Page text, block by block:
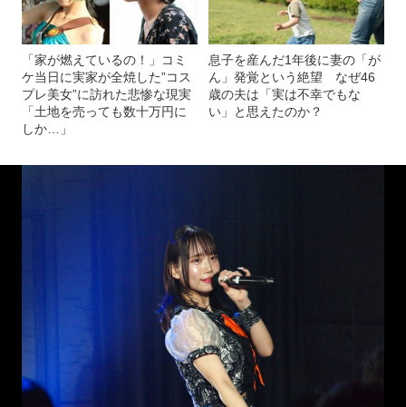
「家が燃えているの！」コミ
ケ当日に実家が全焼した”コス
プレ美女”に訪れた悲惨な現実
「土地を売っても数十万円に
しか…」
息子を産んだ1年後に妻の「が
ん」発覚という絶望 なぜ46
歳の夫は「実は不幸でもな
い」と思えたのか？